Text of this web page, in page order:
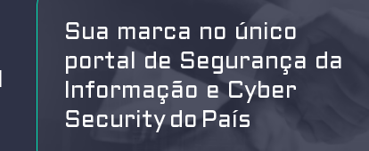
Sua marca no único
portal de Segurança da
Informação e Cyber
Security do País